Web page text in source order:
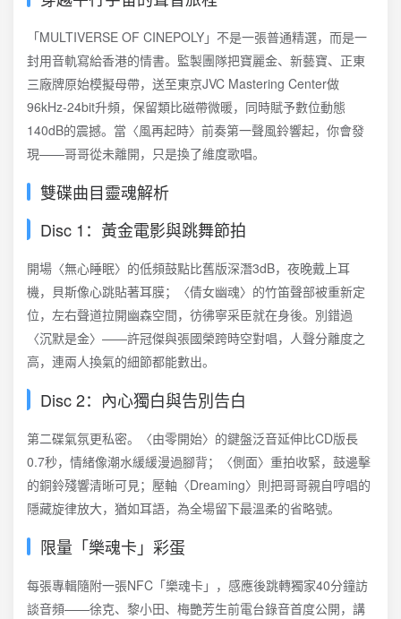
「MULTIVERSE OF CINEPOLY」不是一張普通精選，而是一
封用音軌寫給香港的情書。監製團隊把寶麗金、新藝寶、正東
三廠牌原始模擬母帶，送至東京JVC Mastering Center做
96kHz-24bit升頻，保留類比磁帶微暖，同時賦予數位動態
140dB的震撼。當〈風再起時〉前奏第一聲風鈴響起，你會發
現——哥哥從未離開，只是換了維度歌唱。
雙碟曲目靈魂解析
Disc 1：黃金電影與跳舞節拍
開場〈無心睡眠〉的低頻鼓點比舊版深潛3dB，夜晚戴上耳
機，貝斯像心跳貼著耳膜；〈倩女幽魂〉的竹笛聲部被重新定
位，左右聲道拉開幽森空間，彷彿寧采臣就在身後。別錯過
〈沉默是金〉——許冠傑與張國榮跨時空對唱，人聲分離度之
高，連兩人換氣的細節都能數出。
Disc 2：內心獨白與告別告白
第二碟氣氛更私密。〈由零開始〉的鍵盤泛音延伸比CD版長
0.7秒，情緒像潮水緩緩漫過腳背；〈側面〉重拍收緊，鼓邊擊
的銅鈴殘響清晰可見；壓軸〈Dreaming〉則把哥哥親自哼唱的
隱藏旋律放大，猶如耳語，為全場留下最溫柔的省略號。
限量「樂魂卡」彩蛋
每張專輯隨附一張NFC「樂魂卡」，感應後跳轉獨家40分鐘訪
談音頻——徐克、黎小田、梅艷芳生前電台錄音首度公開，講